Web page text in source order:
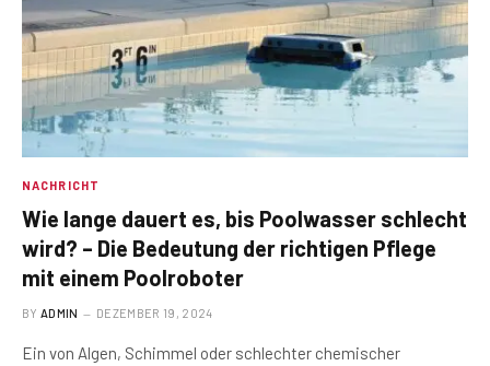
NACHRICHT
Wie lange dauert es, bis Poolwasser schlecht
wird? – Die Bedeutung der richtigen Pflege
mit einem Poolroboter
BY ADMIN DEZEMBER 19, 2024
Ein von Algen, Schimmel oder schlechter chemischer